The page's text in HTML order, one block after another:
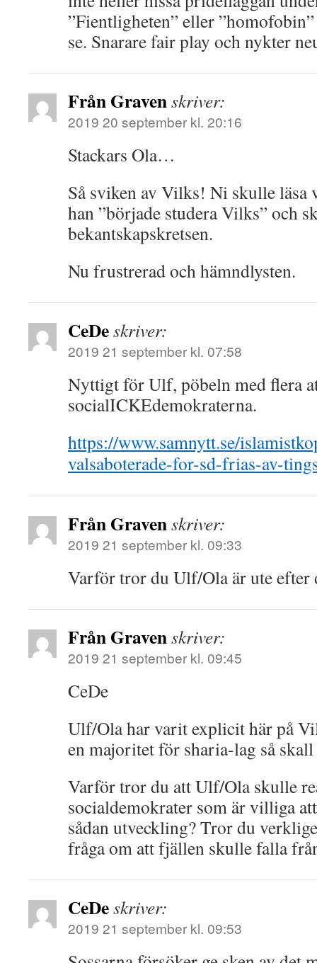
”Fientligheten” eller
se. Snarare fair play och nykter
Från Gravenskriver:
2019 20 september kl. 20:16
Stackars Ola…
Så sviken av Vilks! Ni skulle läsa
han ”började studera Vilks” och
bekantskapskretsen.
Nu frustrerad och hämndlysten.
CeDeskriver:
2019 21 september kl. 07:58
Nyttigt för Ulf, pöbeln med flera
socialICKEdemokraterna.
https://www.samnytt.se/
valsaboterade-for-sd-frias-av-
Från Gravenskriver:
2019 21 september kl. 09:33
Varför tror du Ulf/Ola är ute efter
Från Gravenskriver:
2019 21 september kl. 09:45
CeDe
Ulf/Ola har varit explicit här på
en majoritet för sharia-lag så skall
Varför tror du att Ulf/Ola skulle
socialdemokrater som är villiga
sådan utveckling? Tror du
fråga om att fjällen skulle falla
CeDeskriver:
2019 21 september kl. 09:53